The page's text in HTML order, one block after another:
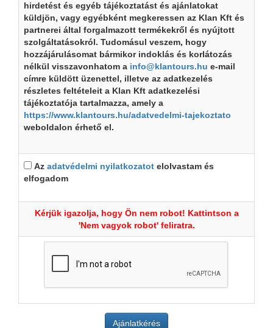
hirdetést és egyéb tájékoztatást és ajánlatokat
küldjön, vagy egyébként megkeressen az Klan Kft és
partnerei által forgalmazott termékekről és nyújtott
szolgáltatásokról. Tudomásul veszem, hogy
hozzájárulásomat bármikor indoklás és korlátozás
nélkül visszavonhatom a info@klantours.hu e-mail
címre küldött üzenettel, illetve az adatkezelés
részletes feltételeit a Klan Kft adatkezelési
tájékoztatója tartalmazza, amely a
https://www.klantours.hu/adatvedelmi-tajekoztato
weboldalon érhető el.
Az adatvédelmi nyilatkozatot elolvastam és
elfogadom
Kérjük igazolja, hogy Ön nem robot! Kattintson a
'Nem vagyok robot' feliratra.